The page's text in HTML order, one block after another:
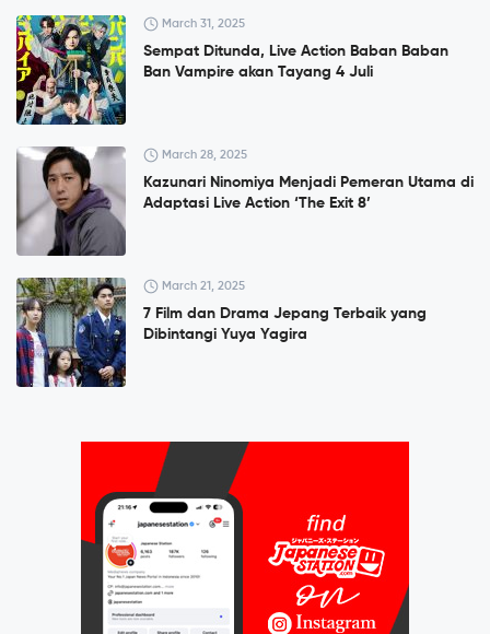
March 31, 2025
Sempat Ditunda, Live Action Baban Baban
Ban Vampire akan Tayang 4 Juli
March 28, 2025
Kazunari Ninomiya Menjadi Pemeran Utama di
Adaptasi Live Action ‘The Exit 8’
March 21, 2025
7 Film dan Drama Jepang Terbaik yang
Dibintangi Yuya Yagira